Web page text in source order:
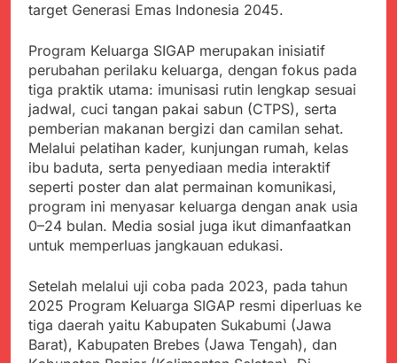
Dan Pembenahan
Kadinkes kab. Sukabumi
Dugaan pembelian obat
yang akan Kadaluarsa
oleh Puskesmas
Juli 21, 2024
Diduga Pembelian Obat
oleh Puskesmas di
Kab. Sukabumi yang
akan Kadaluarsa.
Juli 20, 2024
Tunjukan
Perhatiannya, Satgas
Yonif 310/KK Berikan
Bantuan Duka Cita
Juli 20, 2024
Polda Jabar Beberkan
Perkembangan
Terbaru Kasus Dago
Elos
Juli 20, 2024
Kejaksaan Negeri Kab
Tuntas Dugaan
penyelewengan
Pengadaan Buku Simi
Juli 19, 2024
Diduga Kuat
Inspektorat Kab,
Sukabumi
Juli 19, 2024
target Generasi Emas Indonesia 2045.
Program Keluarga SIGAP merupakan inisiatif
perubahan perilaku keluarga, dengan fokus pada
tiga praktik utama: imunisasi rutin lengkap sesuai
jadwal, cuci tangan pakai sabun (CTPS), serta
pemberian makanan bergizi dan camilan sehat.
Melalui pelatihan kader, kunjungan rumah, kelas
ibu baduta, serta penyediaan media interaktif
seperti poster dan alat permainan komunikasi,
program ini menyasar keluarga dengan anak usia
0–24 bulan. Media sosial juga ikut dimanfaatkan
untuk memperluas jangkauan edukasi.
Setelah melalui uji coba pada 2023, pada tahun
2025 Program Keluarga SIGAP resmi diperluas ke
tiga daerah yaitu Kabupaten Sukabumi (Jawa
Barat), Kabupaten Brebes (Jawa Tengah), dan